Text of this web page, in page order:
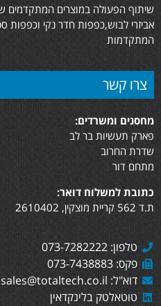
שיתוף הפעולה במוצרים המתקדמים
אביזרי לבוש,כפפות חדר נקי וכפפות
המתקדמות
צרו קשר
מחסנים ומשרדים:
פארק תעשיות בר לב
שדרת החרוב
מתחם דור
כתובת למשלוח דואר:
ת.ד 562 קריית מוצקין, 2610402
טלפון: 073-7282222
פקס: 073-7438883
דוא"ל: sales@totaltech.co.il
טוטאלטק בלינקדאין